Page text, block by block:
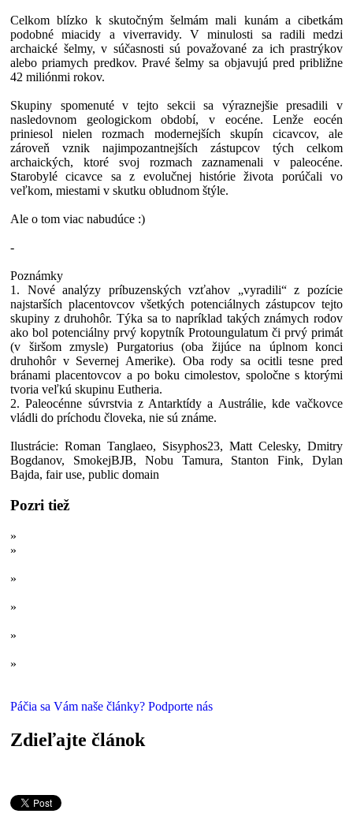
Celkom blízko k skutočným šelmám mali kunám a cibetkám
podobné miacidy a viverravidy. V minulosti sa radili medzi
archaické šelmy, v súčasnosti sú považované za ich prastrýkov
alebo priamych predkov. Pravé šelmy sa objavujú pred približne
42 miliónmi rokov.
Skupiny spomenuté v tejto sekcii sa výraznejšie presadili v
nasledovnom geologickom období, v eocéne. Lenže eocén
priniesol nielen rozmach modernejších skupín cicavcov, ale
zároveň vznik najimpozantnejších zástupcov tých celkom
archaických, ktoré svoj rozmach zaznamenali v paleocéne.
Starobylé cicavce sa z evolučnej histórie života porúčali vo
veľkom, miestami v skutku obludnom štýle.
Ale o tom viac nabudúce :)
-
Poznámky
1. Nové analýzy príbuzenských vzťahov „vyradili“ z pozície
najstarších placentovcov všetkých potenciálnych zástupcov tejto
skupiny z druhohôr. Týka sa to napríklad takých známych rodov
ako bol potenciálny prvý kopytník Protoungulatum či prvý primát
(v širšom zmysle) Purgatorius (oba žijúce na úplnom konci
druhohôr v Severnej Amerike). Oba rody sa ocitli tesne pred
bránami placentovcov a po boku cimolestov, spoločne s ktorými
tvoria veľkú skupinu Eutheria.
2. Paleocénne súvrstvia z Antarktídy a Austrálie, kde vačkovce
vládli do príchodu človeka, nie sú známe.
Ilustrácie: Roman Tanglaeo, Sisyphos23, Matt Celesky, Dmitry
Bogdanov, SmokejBJB, Nobu Tamura, Stanton Fink, Dylan
Bajda, fair use, public domain
Pozri tiež
»
»
»
»
»
»
Páčia sa Vám naše články? Podporte nás
Zdieľajte článok